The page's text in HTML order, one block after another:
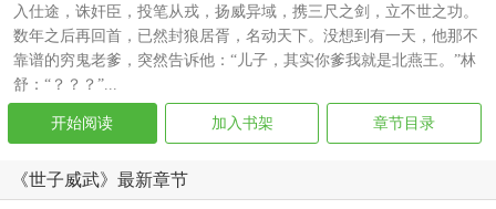
入仕途，诛奸臣，投笔从戎，扬威异域，携三尺之剑，立不世之功。
数年之后再回首，已然封狼居胥，名动天下。没想到有一天，他那不
靠谱的穷鬼老爹，突然告诉他：“儿子，其实你爹我就是北燕王。”林
舒：“？？？”...
开始阅读 加入书架 章节目录
《世子威武》最新章节